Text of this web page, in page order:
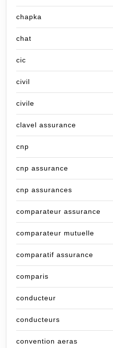
chapka
chat
cic
civil
civile
clavel assurance
cnp
cnp assurance
cnp assurances
comparateur assurance
comparateur mutuelle
comparatif assurance
comparis
conducteur
conducteurs
convention aeras